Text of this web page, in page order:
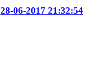
28-06-2017 21:32:54